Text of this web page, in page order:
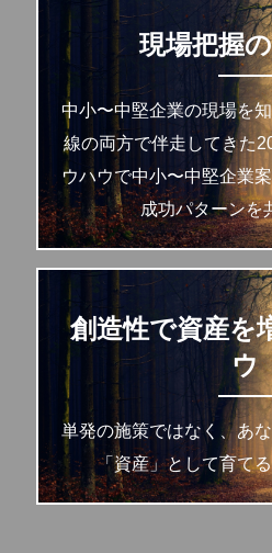
現場把握
中小〜中堅企業の現場を
線の両方で伴走してきた
ウハウで中小〜中堅企業
成功パターンを
創造性で資産を
ウ
単発の施策ではなく、あ
「資産」として育て